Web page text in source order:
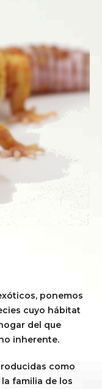
ponemos
cuyo hábitat
del que
inherente.
como
familia de los